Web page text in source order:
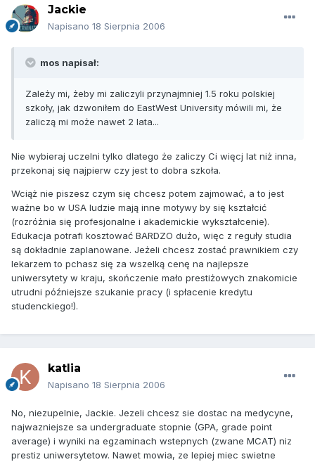
Jackie
Napisano 18 Sierpnia 2006
mos napisał:
Zależy mi, żeby mi zaliczyli przynajmniej 1.5 roku polskiej
szkoły, jak dzwoniłem do EastWest University mówili mi, że
zaliczą mi może nawet 2 lata...
Nie wybieraj uczelni tylko dlatego że zaliczy Ci więcj lat niż inna,
przekonaj się najpierw czy jest to dobra szkoła.
Wciąż nie piszesz czym się chcesz potem zajmować, a to jest
ważne bo w USA ludzie mają inne motywy by się kształcić
(rozróżnia się profesjonalne i akademickie wykształcenie).
Edukacja potrafi kosztować BARDZO dużo, więc z reguły studia
są dokładnie zaplanowane. Jeżeli chcesz zostać prawnikiem czy
lekarzem to pchasz się za wszelką cenę na najlepsze
uniwersytety w kraju, skończenie mało prestiżowych znakomicie
utrudni późniejsze szukanie pracy (i spłacenie kredytu
studenckiego!).
katlia
Napisano 18 Sierpnia 2006
No, niezupelnie, Jackie. Jezeli chcesz sie dostac na medycyne,
najwazniejsze sa undergraduate stopnie (GPA, grade point
average) i wyniki na egzaminach wstepnych (zwane MCAT) niz
prestiz uniwersytetow. Nawet mowia, ze lepiej miec swietne